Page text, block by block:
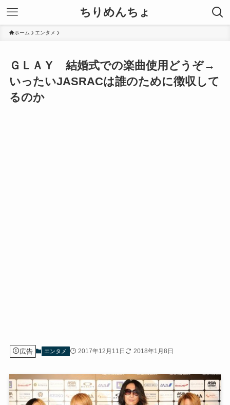
ちりめんちょ
ホーム エンタメ
ＧＬＡＹ 結婚式での楽曲使用どうぞ→
いったいJASRACは誰のために徴収して
るのか
広告 エンタメ 2017年12月11日 2018年1月8日